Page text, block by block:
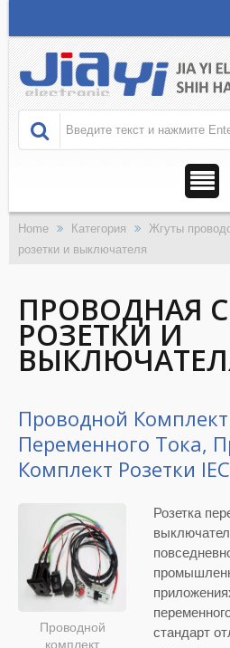
Home Категория Жгуты
розетки и выключателя
ПРОВОДНАЯ
РОЗЕТКИ И
Проводной
Переменного Тока,
Комплект Розетки IEC
Проводной
комплект
Розетка
стандарт